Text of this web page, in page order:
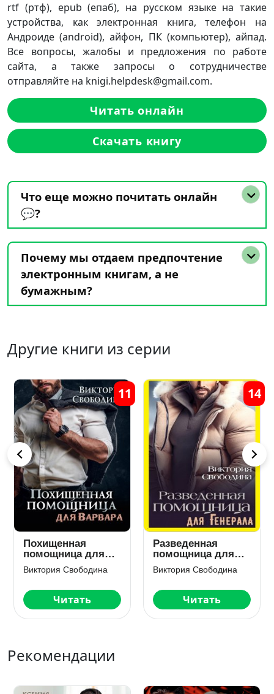
rtf (ртф), epub (епаб), на русском языке на такие
устройства, как электронная книга, телефон на
Андроиде (android), айфон, ПК (компьютер), айпад.
Все вопросы, жалобы и предложения по работе
сайта, а также запросы о сотрудничестве
отправляйте на knigi.helpdesk@gmail.com.
Читать онлайн
Скачать книгу
Что еще можно почитать онлайн
💬?
Почему мы отдаем предпочтение
электронным книгам, а не
бумажным?
Другие книги из серии
Преданная
помощница для
кумира
Виктория Свободина
Читать
5
Хозяйственная
помощница для
идеала
Виктория Свободина
Читать
15
Рекомендации